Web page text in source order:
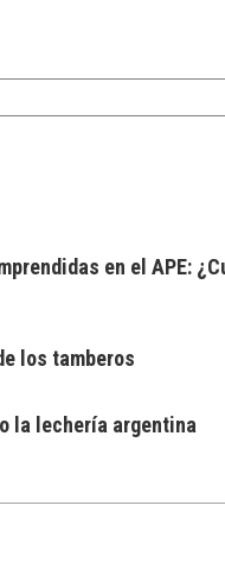
en el APE:
los tamberos
la lechería argentina